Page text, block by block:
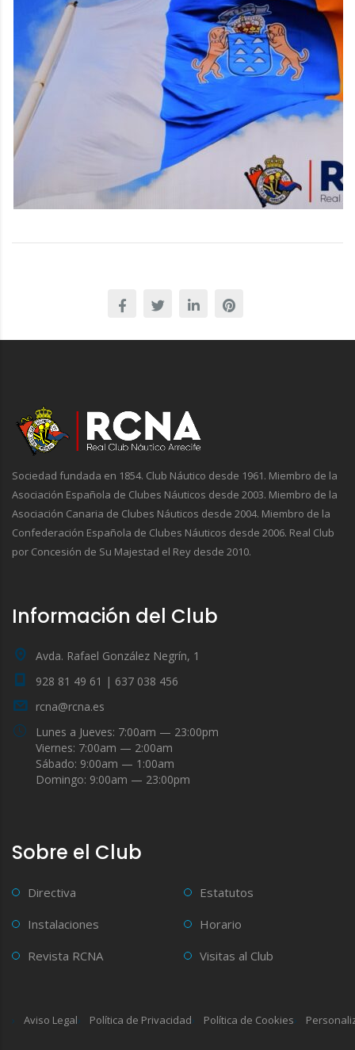
Sociedad fundada en 1854. Club Náutico desde 1961. Miembro de la
Asociación Española de Clubes Náuticos desde 2003. Miembro de la
Asociación Canaria de Clubes Náuticos desde 2004. Miembro de la
Confederación Española de Clubes Náuticos desde 2006. Real Club
por Concesión de Su Majestad el Rey desde 2010.
Información del Club
Avda. Rafael González Negrín, 1
928 81 49 61 | 637 038 456
rcna@rcna.es
Lunes a Jueves: 7:00am — 23:00pm
Viernes: 7:00am — 2:00am
Sábado: 9:00am — 1:00am
Domingo: 9:00am — 23:00pm
Sobre el Club
Directiva
Estatutos
Instalaciones
Horario
Revista RCNA
Visitas al Club
Aviso Legal Política de Privacidad Política de Cookies